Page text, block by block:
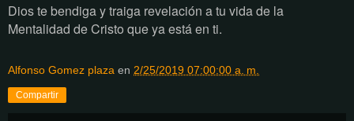
Dios te bendiga y traiga revelación a tu vida de la
Mentalidad de Cristo que ya está en ti.
Alfonso Gomez plaza en 2/25/2019 07:00:00 a. m.
Compartir